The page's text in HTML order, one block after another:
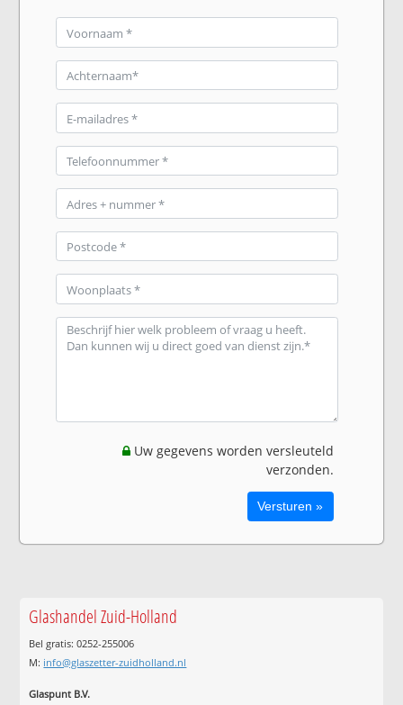
Uw gegevens worden versleuteld
verzonden.
Glashandel Zuid-Holland
Bel gratis: 0252-255006
M: info@glaszetter-zuidholland.nl
Glaspunt B.V.